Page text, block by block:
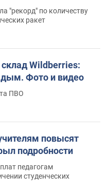
"рекорд" по количеству
ракет
склад Wildberries:
дым. Фото и видео
ПВО
повысят
подробности
педагогам
студенческих